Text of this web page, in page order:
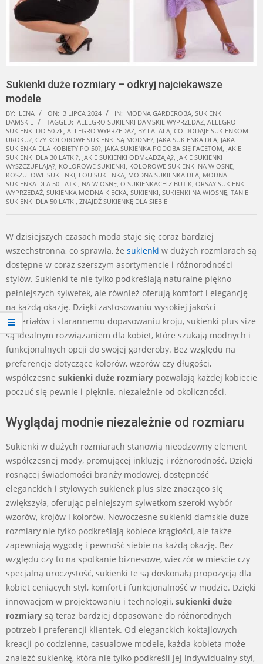
Sukienki duże rozmiary – odkryj najciekawsze
modele
BY: LENA ON: 3 LIPCA 2024 IN: MODNA GARDEROBA, SUKIENKI
DAMSKIE
TAGGED: ALLEGRO SUKIENKI DAMSKIE WYPRZEDAŻ, ALLEGRO
SUKIENKI DO 50 ZŁ, ALLEGRO WYPRZEDAŻ, BY LALALA, CO DODAJE SUKIENKOM
UROKU?, CZY KOLOROWE SUKIENKI SĄ MODNE?, JAKA SUKIENKA DLA, JAKA
SUKIENKA DLA KOBIETY PO 50?, JAKA SUKIENKA PODOBA SIĘ FACETOM, JAKIE
SUKIENKI DLA 30 LATKI?, JAKIE SUKIENKI ODMŁADZAJĄ?, JAKIE SUKIENKI
WYSZCZUPLAJĄ?, KOLOROWE SUKIENKI, KOLOROWE SUKIENKI NA WIOSNĘ,
KOSZULOWE SUKIENKI, LOU SUKIENKA, MODNA SUKIENKA DLA, MODNA
SUKIENKA DLA 50 LATKI, NA WIOSNĘ, O SUKIENKACH Z BUTIK, ORSAY SUKIENKI
WYPRZEDAŻ, SUKIENKA MODNA KIECKA, SUKIENKI, SUKIENKI NA WIOSNĘ, TANIE
SUKIENKI DLA 50 LATKI, ZNAJDŹ SUKIENKĘ DLA SIEBIE
W dzisiejszych czasach moda staje się coraz bardziej
wszechstronna, co sprawia, że sukienki w dużych rozmiarach są
dostępne w coraz szerszym asortymencie i różnorodności
stylów. Sukienki te nie tylko podkreślają naturalne piękno
pełniejszych sylwetek, ale również oferują komfort i elegancję
na każdą okazję. Dzięki zastosowaniu wysokiej jakości
materiałów i starannemu dopasowaniu kroju, sukienki plus size
są idealnym rozwiązaniem dla kobiet, które szukają modnych i
funkcjonalnych opcji do swojej garderoby. Bez względu na
preferencje dotyczące kolorów, wzorów czy długości,
współczesne sukienki duże rozmiary pozwalają każdej kobiecie
poczuć się pewnie i pięknie, niezależnie od okoliczności.
Wyglądaj modnie niezależnie od rozmiaru
Sukienki w dużych rozmiarach stanowią nieodzowny element
współczesnej mody, promującej inkluzję i różnorodność. Dzięki
rosnącej świadomości branży modowej, dostępność
eleganckich i stylowych sukienek plus size znacząco się
zwiększyła, oferując pełniejszym sylwetkom szeroki wybór
wzorów, krojów i kolorów. Nowoczesne sukienki damskie duże
rozmiary nie tylko podkreślają kobiece krągłości, ale także
zapewniają wygodę i pewność siebie na każdą okazję. Bez
względu czy to na spotkanie biznesowe, wieczór w mieście czy
specjalną uroczystość, sukienki te są doskonałą propozycją dla
kobiet ceniących styl, komfort i funkcjonalność w modzie. Dzięki
innowacjom w projektowaniu i technologii, sukienki duże
rozmiary są teraz bardziej dopasowane do różnorodnych
potrzeb i preferencji klientek. Od eleganckich koktajlowych
kreacji po codzienne, casualowe modele, każda kobieta może
znaleźć sukienkę, która nie tylko podkreśli jej indywidualny styl,